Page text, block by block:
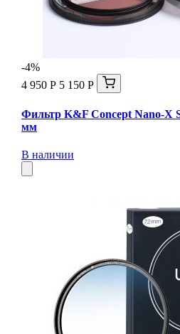
-4%
4 950 Р 5 150 Р
Фильтр K&F Concept Nano-X
мм
В наличии